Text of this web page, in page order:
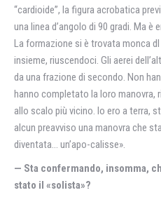
“cardioide”, la figura acrobatica
una linea d’angolo di 90 gradi. Ma
La formazione si è trovata monca
insieme, riuscendoci. Gli aerei
da una frazione di secondo. Non
hanno completato la loro manovra,
allo scalo più vicino. Io ero a terra,
alcun preavviso una manovra che
diventata… un’apo-calisse».
— Sta confermando, insomma,
stato il «solista»?